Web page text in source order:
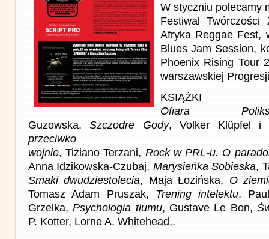
W styczniu polecamy
Festiwal Twórczości
Afryka Reggae Fest,
Blues Jam Session,
Phoenix Rising Tour
warszawskiej
KSIĄŻKI
Ofiara
Guzowska,Szczodre Gody, Volker Klüpfel i
przeciwko
wojnie, Tiziano Terzani, Rock w PRL-u. O
Anna Idzikowska-Czubaj, Marysieńka Sobieska,
Smaki dwudziestolecia, Maja Łozińska, O
Tomasz Adam Pruszak, Trening intelektu,
Grzelka,Psychologia tłumu, Gustave Le Bon,
P. Kotter, Lorne A. Whitehead,.